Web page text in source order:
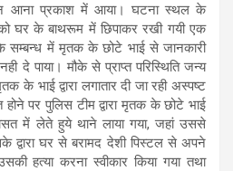
आना प्रकाश में आया। घटना स्थल के
को घर के बाथरूम में छिपाकर रखी गयी एक
सम्बन्ध में मृतक के छोटे भाई से जानकारी
दे पाया। मौके से प्राप्त परिस्थिति जन्य
के भाई द्वारा लगातार दी जा रही अस्पष्ट
होने पर पुलिस टीम द्वारा मृतक के छोटे भाई
में लेते हुये थाने लाया गया, जहां उससे
घर से बरामद देशी पिस्टल से अपने
हत्या करना स्वीकार किया गया तथा